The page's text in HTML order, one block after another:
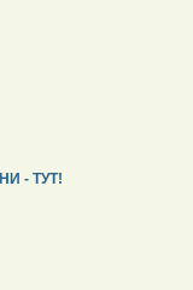
- ТУТ!